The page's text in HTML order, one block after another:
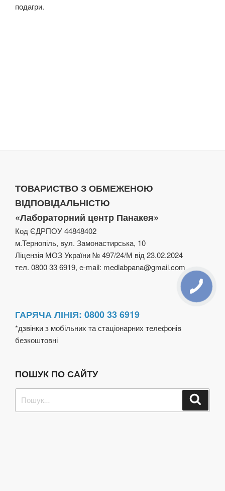
подагри.
ТОВАРИСТВО З ОБМЕЖЕНОЮ
ВІДПОВІДАЛЬНІСТЮ
«Лабораторний центр Панакея»
Код ЄДРПОУ 44848402
м.Тернопіль, вул. Замонастирська, 10
Ліцензія МОЗ України № 497/24/М від 23.02.2024
тел. 0800 33 6919, e-mail: medlabpana@gmail.com
ГАРЯЧА ЛІНІЯ: 0800 33 6919
*дзвінки з мобільних та стаціонарних телефонів
безкоштовні
ПОШУК ПО САЙТУ
за